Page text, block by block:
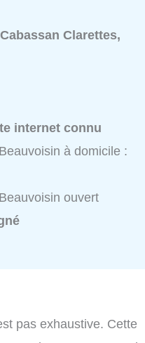
Clarettes,
internet connu
à domicile :
ouvert
pas exhaustive. Cette